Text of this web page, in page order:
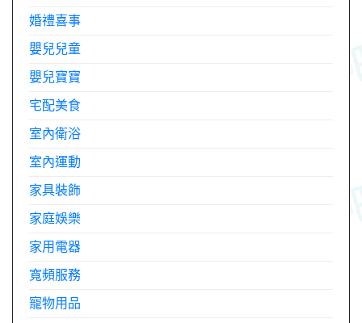
婚禮喜事
嬰兒兒童
嬰兒寶寶
宅配美食
室內衛浴
室內運動
家具裝飾
家庭娛樂
家用電器
寬頻服務
寵物用品